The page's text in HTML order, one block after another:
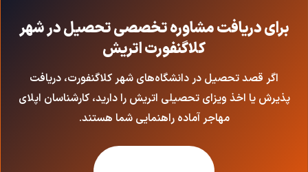
برای دریافت مشاوره تخصصی تحصیل در شهر
کلاگنفورت اتریش
اگر قصد تحصیل در دانشگاه‌های شهر کلاگنفورت، دریافت
پذیرش یا اخذ ویزای تحصیلی اتریش را دارید، کارشناسان اپلای
مهاجر آماده راهنمایی شما هستند.